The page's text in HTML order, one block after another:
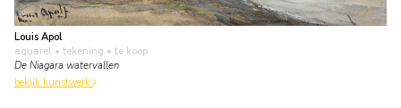
Louis Apol
aquarel • tekening • te koop
De Niagara watervallen
bekijk kunstwerk